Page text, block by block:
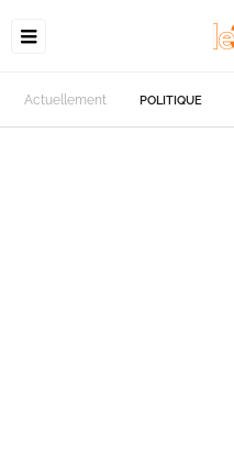
Actuellement POLITIQUE